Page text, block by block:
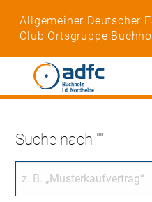
Allgemeiner Deutscher
Club Ortsgruppe
Suche nach ""